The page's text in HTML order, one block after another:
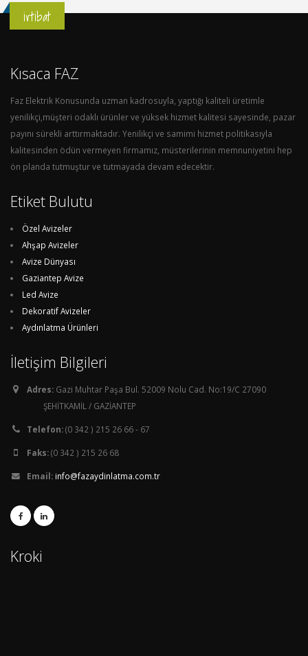
irtibat
Kısaca FAZ
Faz Elektrik Konusunda uzman kadrosuyla, yaptığı kaliteli üretimle
yenilikçi,müşteri odaklı ürünler ve yüksek hizmet kalitesi sayesinde, pazar
payını sürekli arttırmaktadır. Yenilikçi ve samimi hizmet politikasıyla
kalitesinden ödün vermeyen firmamız, müsterilerinin memnuniyetini hep
ön planda tutmuştur ve tutmayada devam edecektir.
Etiket Bulutu
Özel Avizeler
Ahşap Avizeler
Avize Dünyası
Gaziantep Avize
Led Avize
Dekoratif Avizeler
Aydınlatma Ürünleri
İletişim Bilgileri
Adres: Gazi Muhtar Paşa Bul. 52009 Nolu Cad. No:19/C 27090
ŞEHİTKAMİL / GAZİANTEP
Telefon:(0 342 ) 215 26 66 - 67
Faks:(0 342 ) 215 26 68
Email: info@fazaydinlatma.com.tr
Kroki